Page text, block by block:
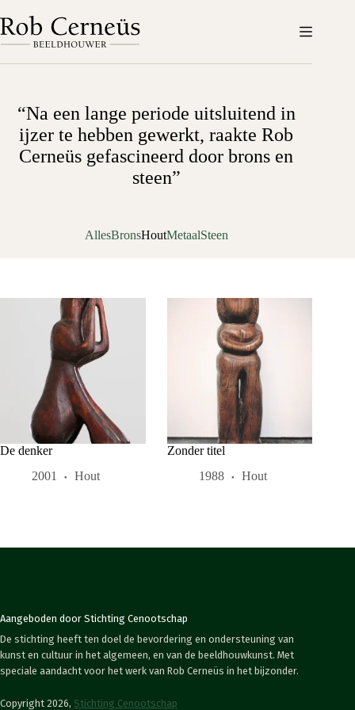
naar
de
inhoud
“Na een lange periode uitsluitend in
ijzer te hebben gewerkt, raakte Rob
Cerneüs gefascineerd door brons en
steen”
AllesBronsHoutMetaalSteen
De denker
2001
Hout
Zonder titel
1988
Hout
Aangeboden door Stichting Cenootschap
De stichting heeft ten doel de bevordering en ondersteuning van
kunst en cultuur in het algemeen, en van de beeldhouwkunst. Met
speciale aandacht voor het werk van Rob Cerneüs in het bijzonder.
Copyright 2026, Stichting Cenootschap